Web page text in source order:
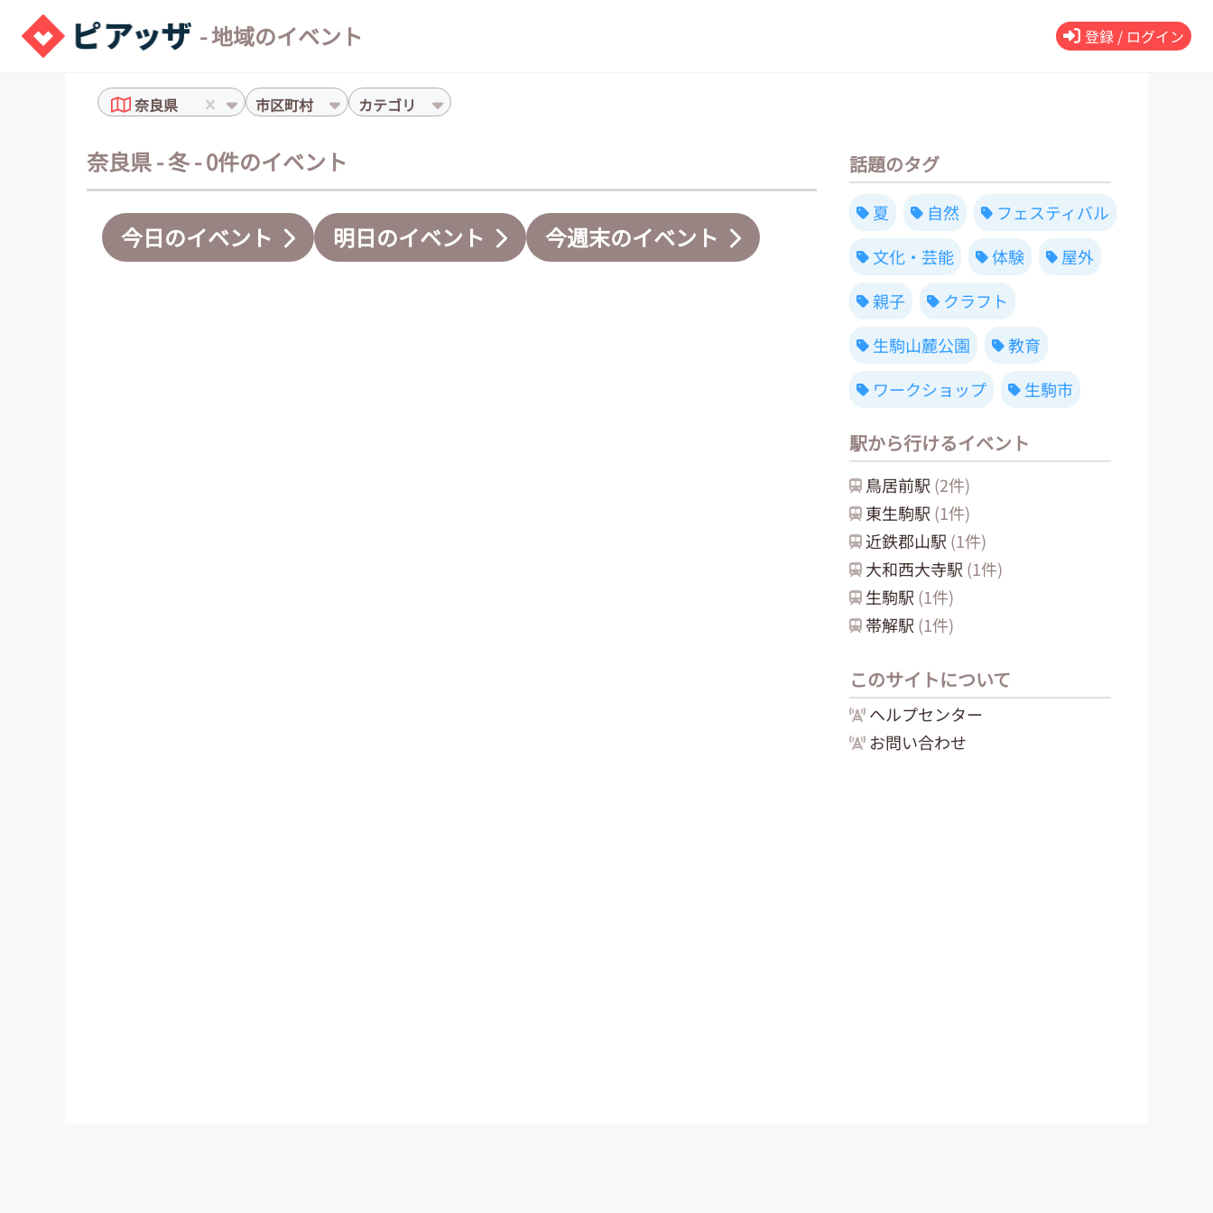
- 地域のイベント 登録 / ログイン
奈良県 市区町村 カテゴリ
奈良県 - 冬 - 0件のイベント
今日のイベント 明日のイベント 今週末のイベント
話題のタグ
夏 自然
フェスティバル
文化・芸能
体験
屋外
親子
クラフト
生駒山麓公園
教育
ワークショップ
生駒市
駅から行けるイベント
鳥居前駅 (2件)
東生駒駅 (1件)
近鉄郡山駅 (1件)
大和西大寺駅 (1件)
生駒駅 (1件)
帯解駅 (1件)
このサイトについて
ヘルプセンター
お問い合わせ